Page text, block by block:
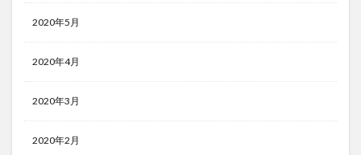
2020年5月
2020年4月
2020年3月
2020年2月